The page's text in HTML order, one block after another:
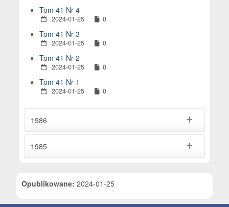
Tom 41 Nr 4
2024-01-25 0
Tom 41 Nr 3
2024-01-25 0
Tom 41 Nr 2
2024-01-25 0
Tom 41 Nr 1
2024-01-25 0
1986
1985
Opublikowane:2024-01-25